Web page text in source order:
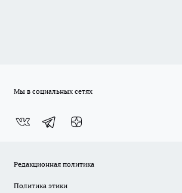
Мы в социальных сетях
Редакционная политика
Политика этики